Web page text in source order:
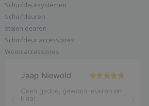
Schuifdeursystemen
Schuifdeuren
stalen deuren
Schuifdeur accessoires
Woon accessoires